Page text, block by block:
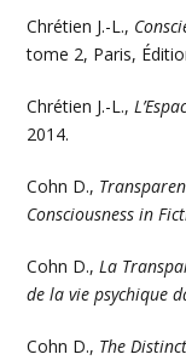
Chrétien J.-L.,
tome 2, Paris,
Chrétien J.-L.,
2014.
Cohn D.,
Consciousness in
Cohn D., La
de la vie psychique
Cohn D., The